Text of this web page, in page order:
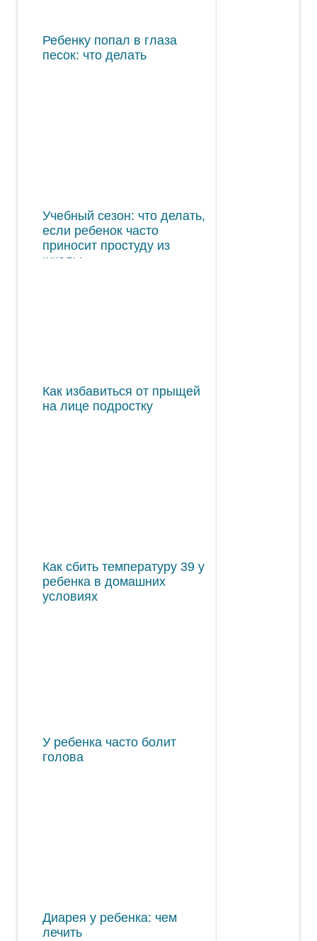
Ребенку попал в глаза
песок: что делать
Учебный сезон: что делать,
если ребенок часто
приносит простуду из
школы
Как избавиться от прыщей
на лице подростку
Как сбить температуру 39 у
ребенка в домашних
условиях
У ребенка часто болит
голова
Диарея у ребенка: чем
лечить